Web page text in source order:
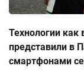
Технологии как
представили в
смартфонами